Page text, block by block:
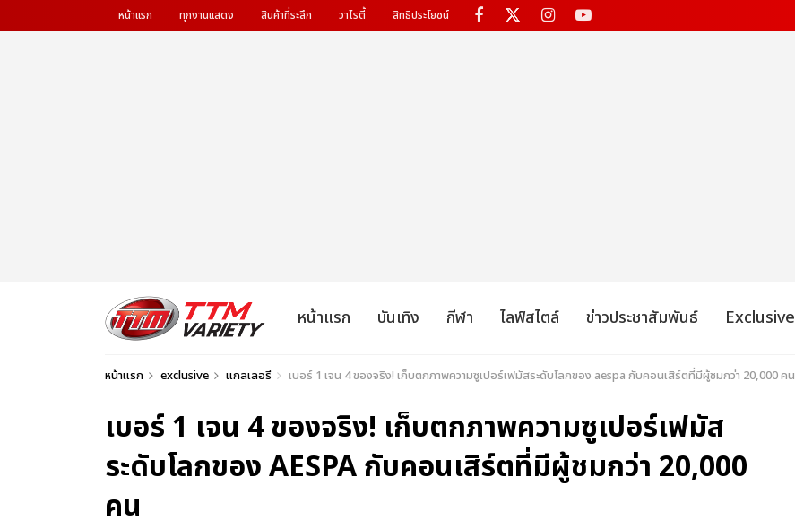
หน้าแรก ทุกงานแสดง สินค้าที่ระลึก วาไรตี้ สิทธิประโยชน์
หน้าแรก บันเทิง กีฬา ไลฟ์สไตล์ ข่าวประชาสัมพันธ์ Exclusive
หน้าแรก exclusive แกลเลอรี เบอร์ 1 เจน 4 ของจริง! เก็บตกภาพความซูเปอร์เฟมัสระดับโลกของ aespa กับคอนเสิร์ตที่มีผู้ชมกว่า 20,000 คน
เบอร์ 1 เจน 4 ของจริง! เก็บตกภาพความซูเปอร์เฟมัส
ระดับโลกของ AESPA กับคอนเสิร์ตที่มีผู้ชมกว่า 20,000
คน